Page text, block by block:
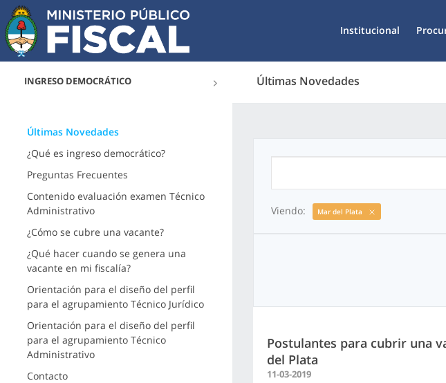
Institucional
INGRESO DEMOCRÁTICO Últimas Novedades
Últimas Novedades
¿Qué es ingreso democrático?
Preguntas Frecuentes
Contenido evaluación examen Técnico
Administrativo
¿Cómo se cubre una vacante?
¿Qué hacer cuando se genera una
vacante en mi fiscalía?
Orientación para el diseño del perfil
para el agrupamiento Técnico Jurídico
Orientación para el diseño del perfil
para el agrupamiento Técnico
Administrativo
Contacto
Viendo: Mar del Plata
Postulantes para cubrir una
del Plata
11-03-2019